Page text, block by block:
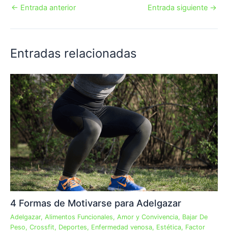
← Entrada anterior Entrada siguiente →
Entradas relacionadas
4 Formas de Motivarse para Adelgazar
Adelgazar, Alimentos Funcionales, Amor y Convivencia, Bajar De
Peso, Crossfit, Deportes, Enfermedad venosa, Estética, Factor